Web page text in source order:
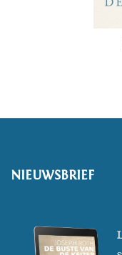
NIEUWSBRIEF